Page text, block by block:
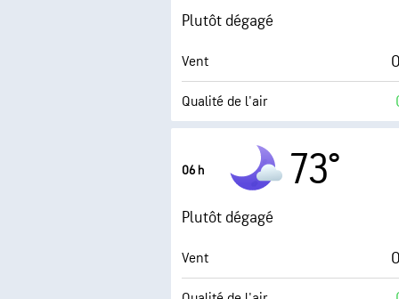
Plutôt dégagé
Vent
Qualité de l'air
Point de rosée
AccuLumen Brightness Index™
06 h 73°
Plutôt dégagé
Vent